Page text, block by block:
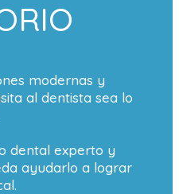
modernas y
al dentista sea lo
dental experto y
ayudarlo a lograr